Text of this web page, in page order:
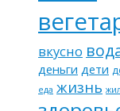
вкусно
деньги дети
еда жизнь